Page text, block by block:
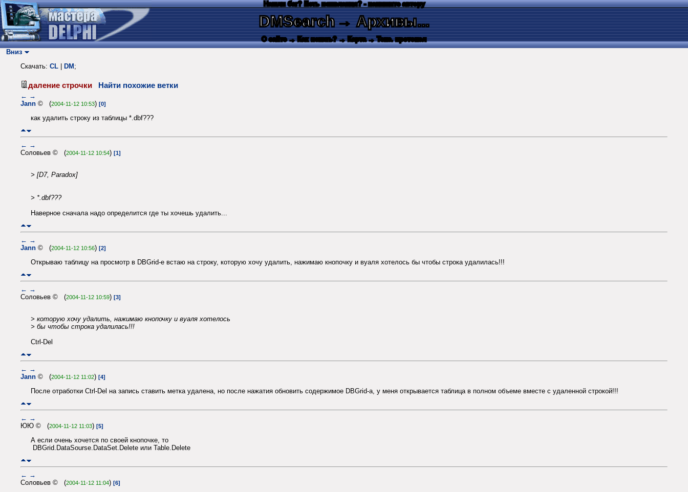
Нашли баг? Есть пожелания? - напишите автору
DMSearch→ Архивы...
О сайте → Как искать? → Карта → Текс. протокол
Вниз
Скачать: CL DM ;
даление строчки Найти похожие ветки
← →
Jann © (2004-11-12 10:53) [0]
как удалить строку из таблицы *.dbf???
← →
Соловьев © (2004-11-12 10:54) [1]
> [D7, Paradox]
> *.dbf???
Наверное сначала надо определится где ты хочешь удалить...
← →
Jann © (2004-11-12 10:56) [2]
Открываю таблицу на просмотр в DBGrid-е встаю на строку, которую хочу удалить, нажимаю кнопочку и вуаля хотелось бы чтобы строка удалилась!!!
← →
Соловьев © (2004-11-12 10:59) [3]
> которую хочу удалить, нажимаю кнопочку и вуаля хотелось
> бы чтобы строка удалилась!!!
Ctrl-Del
← →
Jann © (2004-11-12 11:02) [4]
После отработки Ctrl-Del на запись ставить метка удалена, но после нажатия обновить содержимое DBGrid-а, у меня открывается таблица в полном объеме вместе с удаленной строкой!!!
← →
ЮЮ © (2004-11-12 11:03) [5]
А если очень хочется по своей кнопочке, то
DBGrid.DataSourse.DataSet.Delete или Table.Delete
← →
Соловьев © (2004-11-12 11:04) [6]